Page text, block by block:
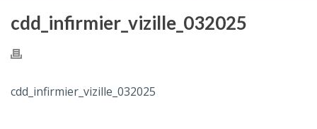
cdd_infirmier_vizille_032025
cdd_infirmier_vizille_032025